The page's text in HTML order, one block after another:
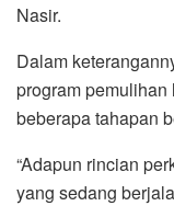
Nasir.
Dalam
program
beberapa tahapan
“Adapun rincian
yang sedang